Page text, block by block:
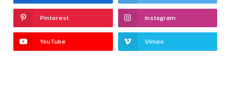
Pinterest Instagram
YouTube Vimeo